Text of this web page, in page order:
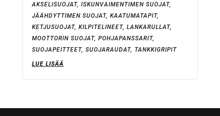
AKSELISUOJAT, ISKUNVAIMENTIMEN SUOJAT,
JÄÄHDYTTIMEN SUOJAT, KAATUMATAPIT,
KETJUSUOJAT, KILPITELINEET, LANKARULLAT,
MOOTTORIN SUOJAT, POHJAPANSSARIT,
SUOJAPEITTEET, SUOJARAUDAT, TANKKIGRIPIT
LUE LISÄÄ